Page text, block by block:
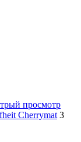
просмотр
Cherrymat 3